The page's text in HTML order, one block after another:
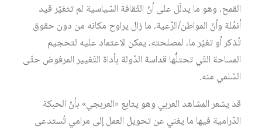
القمح، وهو ما يدلّل على أنّ الثّقافة السّياسية لم تتغيّر قيد
أنمُلة وأنّ المواطن/الرّعية، ما زال يراوح مكانه من دون حقوق
تُذكر أو تغيّر ما، لمصلحته، يمكن الاعتماد عليه لتحجيم
المساحة التّي تحتلُّها قداسة الدّولة بأداة التّغيير المرفوض حتّى
السّلمي منه.
قد يشعر المشاهد العربي وهو يتابع «العربجي» بأنّ الحبكة
الدّرامية فيها ما يغني عن تحويل العمل إلى مرامي تُستدعى